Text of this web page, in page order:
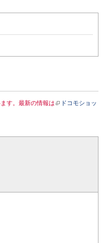
す。最新の情報は
ドコモショッ